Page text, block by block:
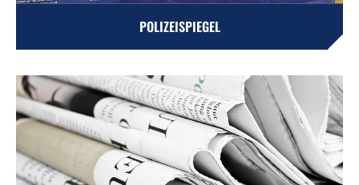
POLIZEISPIEGEL